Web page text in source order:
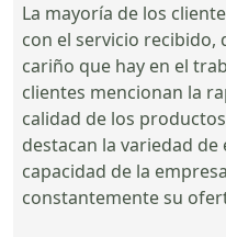
La mayoría de los
con el servicio recibido,
cariño que hay en el
clientes mencionan la
calidad de los
destacan la variedad
capacidad de la
constantemente su